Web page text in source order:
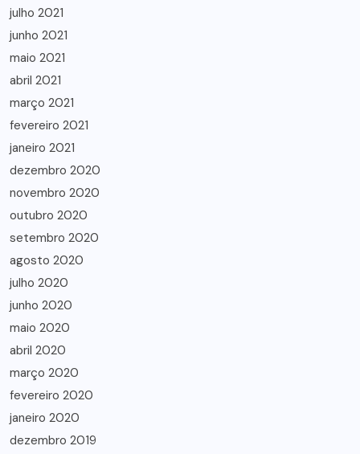
julho 2021
junho 2021
maio 2021
abril 2021
março 2021
fevereiro 2021
janeiro 2021
dezembro 2020
novembro 2020
outubro 2020
setembro 2020
agosto 2020
julho 2020
junho 2020
maio 2020
abril 2020
março 2020
fevereiro 2020
janeiro 2020
dezembro 2019